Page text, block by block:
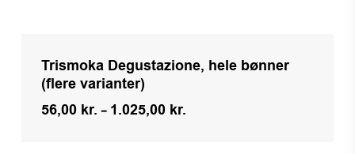
Trismoka Degustazione, hele bønner
(flere varianter)
56,00 kr. – 1.025,00 kr.